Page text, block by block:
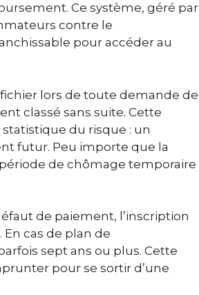
Ce système, géré par
contre le
pour accéder au
lors de toute demande de
classé sans suite. Cette
du risque : un
futur. Peu importe que la
de chômage temporaire
de paiement, l’inscription
cas de plan de
sept ans ou plus. Cette
pour se sortir d’une